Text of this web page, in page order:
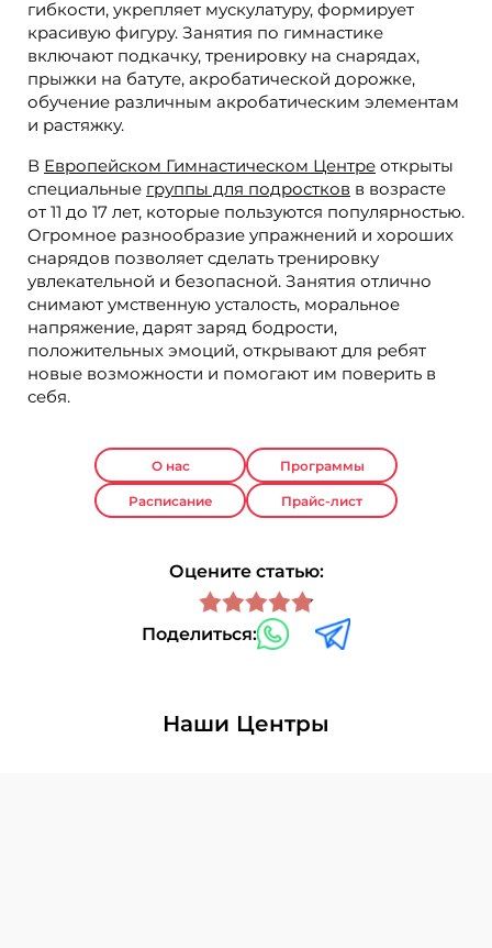
гибкости, укрепляет мускулатуру, формирует
красивую фигуру. Занятия по гимнастике
включают подкачку, тренировку на снарядах,
прыжки на батуте, акробатической дорожке,
обучение различным акробатическим элементам
и растяжку.
В Европейском Гимнастическом Центре открыты
специальные группы для подростков в возрасте
от 11 до 17 лет, которые пользуются популярностью.
Огромное разнообразие упражнений и хороших
снарядов позволяет сделать тренировку
увлекательной и безопасной. Занятия отлично
снимают умственную усталость, моральное
напряжение, дарят заряд бодрости,
положительных эмоций, открывают для ребят
новые возможности и помогают им поверить в
себя.
О нас Программы
Расписание Прайс-лист
Оцените статью:
Поделиться:
Наши Центры